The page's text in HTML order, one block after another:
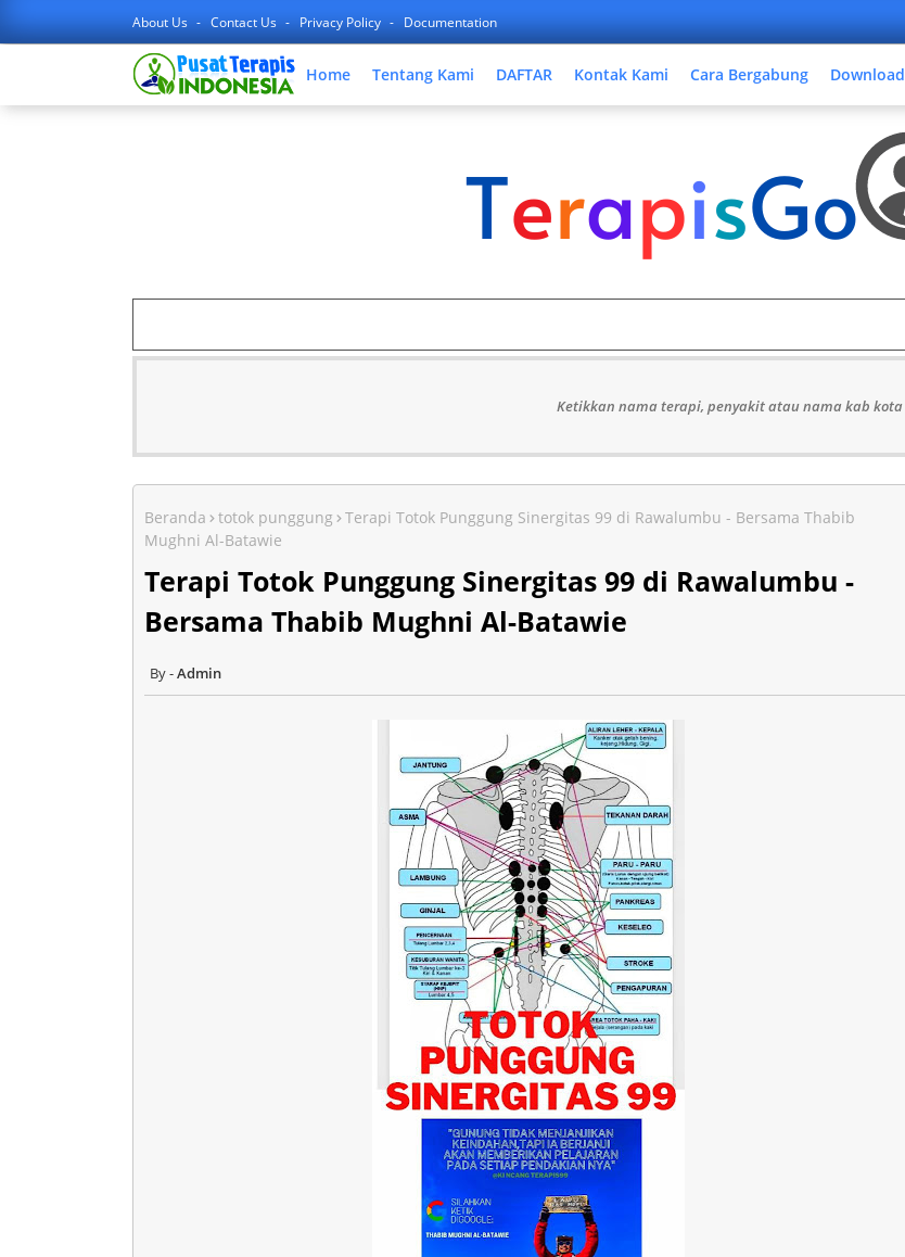
About Us Contact Us Privacy Policy Documentation
Home Tentang Kami DAFTAR Kontak Kami Cara Bergabung Download
Ketikkan nama terapi, penyakit atau nama kab kota
Beranda totok punggung
Terapi Totok Punggung Sinergitas 99 di Rawalumbu - Bersama Thabib
Mughni Al-Batawie
Terapi Totok Punggung Sinergitas 99 di Rawalumbu -
Bersama Thabib Mughni Al-Batawie
Admin